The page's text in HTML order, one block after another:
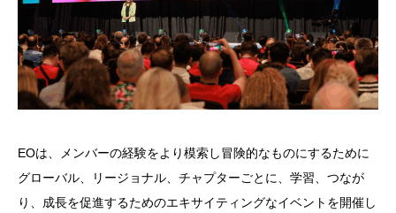
EOは、メンバーの経験をより模索し冒険的なものにするために
グローバル、リージョナル、チャプターごとに、学習、つなが
り、成長を促進するためのエキサイティングなイベントを開催し